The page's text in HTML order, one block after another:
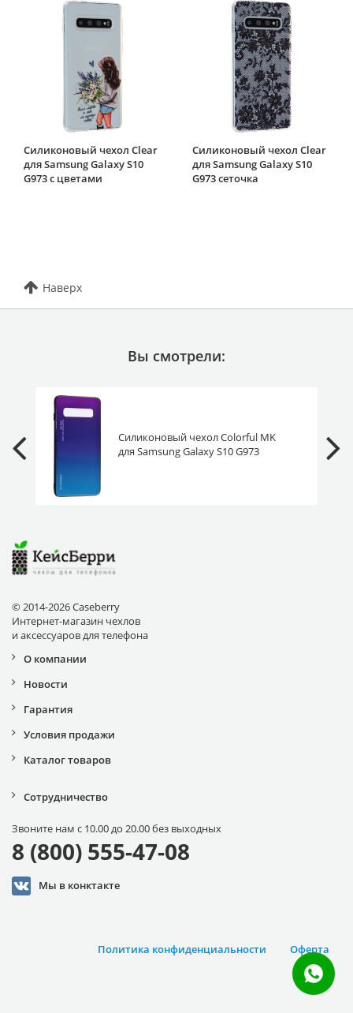
Силиконовый чехол Clear
для Samsung Galaxy S10
G973 с цветами
Силиконовый чехол Clear
для Samsung Galaxy S10
G973 сеточка
Наверх
Вы смотрели:
Силиконовый чехол Colorful MK
для Samsung Galaxy S10 G973
© 2014-2026 Caseberry
Интернет-магазин чехлов
и аксессуаров для телефона
О компании
Новости
Гарантия
Условия продажи
Каталог товаров
Сотрудничество
Звоните нам с 10.00 до 20.00 без выходных
8 (800) 555-47-08
Мы в конктакте
Оферта
Политика конфиденциальности